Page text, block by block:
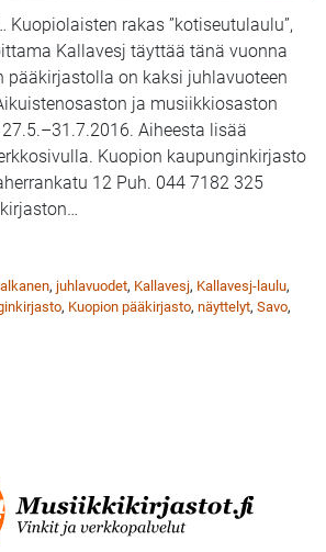
Kuopiolaisten rakas ”kotiseutulaulu”,
Kallavesj täyttää tänä vuonna
pääkirjastolla on kaksi juhlavuoteen
ja musiikkiosaston
Aiheesta lisää
Kuopion kaupunginkirjasto
12 Puh. 044 7182 325
…
, juhlavuodet, Kallavesj, Kallavesj-laulu,
, Kuopion pääkirjasto, näyttelyt, Savo,